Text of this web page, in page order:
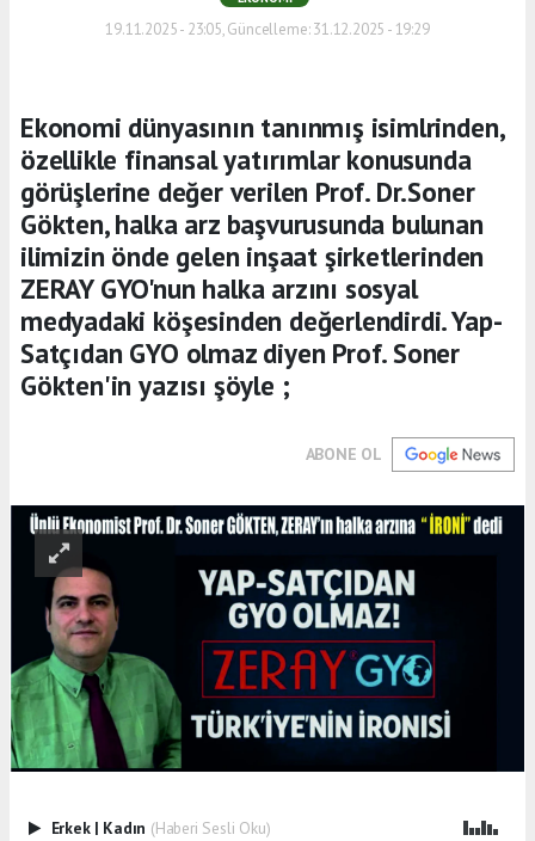
19.11.2025 - 23:05, Güncelleme: 31.12.2025 - 19:29
Ekonomi dünyasının tanınmış isimlrinden,
özellikle finansal yatırımlar konusunda
görüşlerine değer verilen Prof. Dr.Soner
Gökten, halka arz başvurusunda bulunan
ilimizin önde gelen inşaat şirketlerinden
ZERAY GYO'nun halka arzını sosyal
medyadaki köşesinden değerlendirdi. Yap-
Satçıdan GYO olmaz diyen Prof. Soner
Gökten'in yazısı şöyle ;
ABONE OL
Erkek | Kadın (Haberi Sesli Oku)